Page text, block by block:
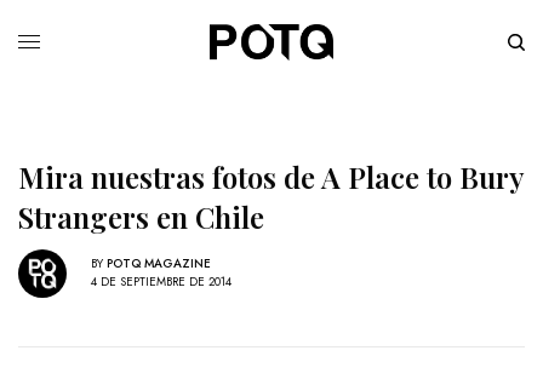
Mira nuestras fotos de A Place to Bury
Strangers en Chile
BY POTQ MAGAZINE
4 DE SEPTIEMBRE DE 2014